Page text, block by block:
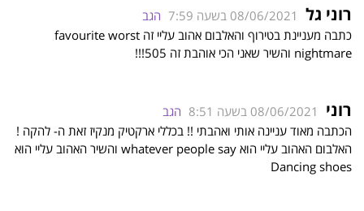
רוני גל 08/06/2021 בשעה 7:59
הגב
כתבה מעניינת בטירוף והאלבום אהוב עליי זה favourite worst
nightmare והשיר שאני הכי אוהבת זה 505!!!
רוני 08/06/2021 בשעה 8:51
הגב
הכתבה מאוד עניינה אותי ואהבתי !! בכללי ארקטיק מנקיז זאת ה- להקה !
האלבום האהוב עליי הוא whatever people say והשיר האהוב עליי הוא
Dancing shoes